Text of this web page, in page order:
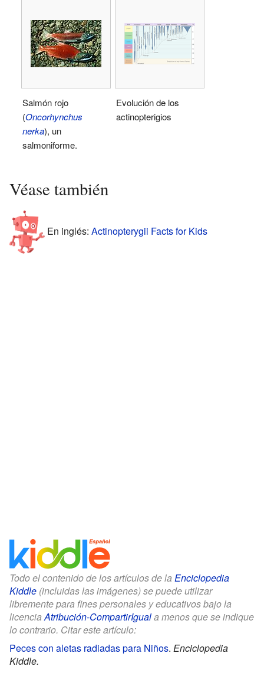
Salmón rojo
(Oncorhynchus
nerka), un
salmoniforme.
Evolución de los
actinopterigios
Véase también
En inglés: Actinopterygii Facts for Kids
Todo el contenido de los artículos de la Enciclopedia
Kiddle (incluidas las imágenes) se puede utilizar
libremente para fines personales y educativos bajo la
licencia Atribución-CompartirIguala menos que se indique
lo contrario. Citar este artículo:
Peces con aletas radiadas para Niños. Enciclopedia
Kiddle.